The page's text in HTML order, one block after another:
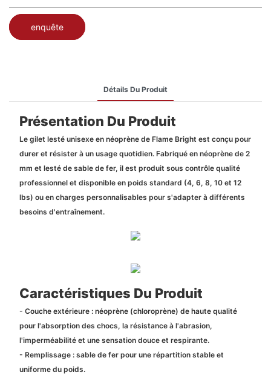
enquête
Détails Du Produit
Présentation Du Produit
Le gilet lesté unisexe en néoprène de Flame Bright est conçu pour
durer et résister à un usage quotidien. Fabriqué en néoprène de 2
mm et lesté de sable de fer, il est produit sous contrôle qualité
professionnel et disponible en poids standard (4, 6, 8, 10 et 12
lbs) ou en charges personnalisables pour s'adapter à différents
besoins d'entraînement.
Caractéristiques Du Produit
- Couche extérieure : néoprène (chloroprène) de haute qualité
pour l'absorption des chocs, la résistance à l'abrasion,
l'imperméabilité et une sensation douce et respirante.
- Remplissage : sable de fer pour une répartition stable et
uniforme du poids.